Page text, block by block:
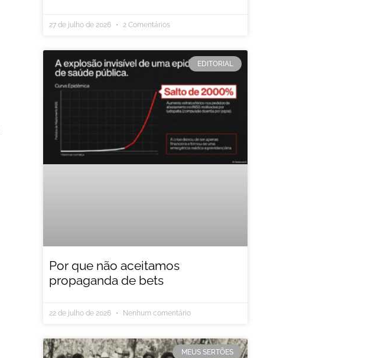
27 de julho de 2026 2 Comentários
EDITORIAL
Por que não aceitamos
propaganda de bets
22 de julho de 2026 Nenhum comentário
MEUS SERTÕES